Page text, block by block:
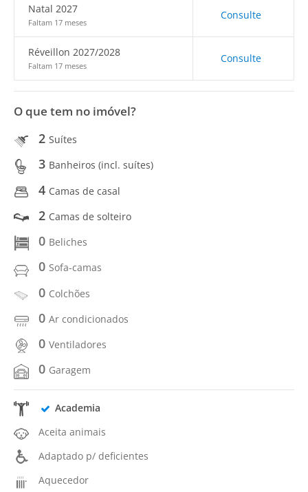
Natal 2027
Faltam 17 meses
Consulte
Réveillon 2027/2028
Faltam 17 meses
Consulte
O que tem no imóvel?
2 Suítes
3 Banheiros (incl. suítes)
4 Camas de casal
2 Camas de solteiro
0 Beliches
0 Sofa-camas
0 Colchões
0 Ar condicionados
0 Ventiladores
0 Garagem
Academia
Aceita animais
Adaptado p/ deficientes
Aquecedor